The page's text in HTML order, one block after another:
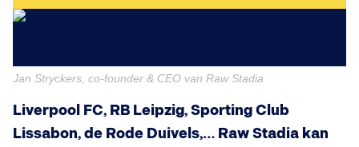
Jan Stryckers, co-founder & CEO van Raw Stadia
Liverpool FC, RB Leipzig, Sporting Club
Lissabon, de Rode Duivels,… Raw Stadia kan